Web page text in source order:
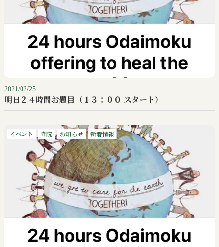
2021/02/25
明日２４時間お題目（１３：００ スタート）
イベント 寺院 お知らせ 新着情報